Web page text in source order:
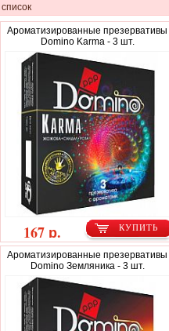
список
Ароматизированные презервативы
Domino Karma - 3 шт.
КУПИТЬ
167 р.
Ароматизированные презервативы
Domino Земляника - 3 шт.